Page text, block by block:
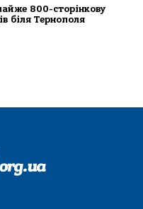
800-сторінкову
біля Тернополя